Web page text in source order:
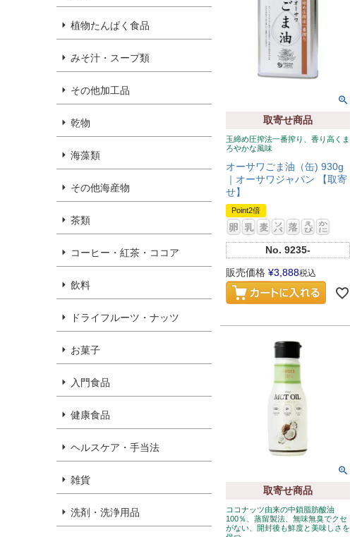
植物たんぱく食品
みそ汁・スープ類
その他加工品
乾物
海藻類
その他海産物
茶類
コーヒー・紅茶・ココア
飲料
ドライフルーツ・ナッツ
お菓子
入門食品
健康食品
ヘルスケア・手当法
雑貨
洗剤・洗浄用品
取寄せ商品
玉締め圧搾法一番搾り、香り高くま
ろやかな風味
オーサワごま油（缶) 930g
｜オーサワジャパン 【取寄
せ】
Point2倍
No. 9235-
販売価格 ¥3,888税込
取寄せ商品
ココナッツ由来の中鎖脂肪酸油
100％、蒸留製法、無味無臭でクセ
がない、開封後も鮮度と美味しさを